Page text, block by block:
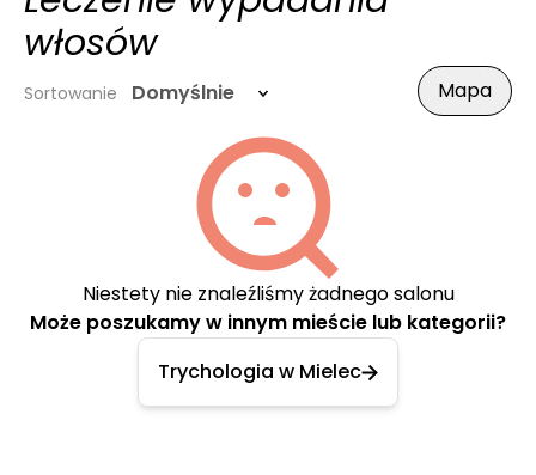
włosów
Sortowanie Domyślnie Mapa
Niestety nie znaleźliśmy żadnego salonu
Może poszukamy w innym mieście lub kategorii?
Trychologia w Mielec